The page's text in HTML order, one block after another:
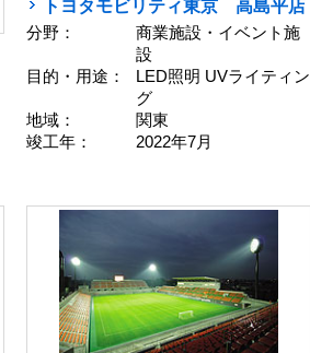
トヨタモビリティ東京 高島平店
分野：
商業施設・イベント施
設
目的・用途：
LED照明 UVライティン
グ
地域：
関東
竣工年：
2022年7月